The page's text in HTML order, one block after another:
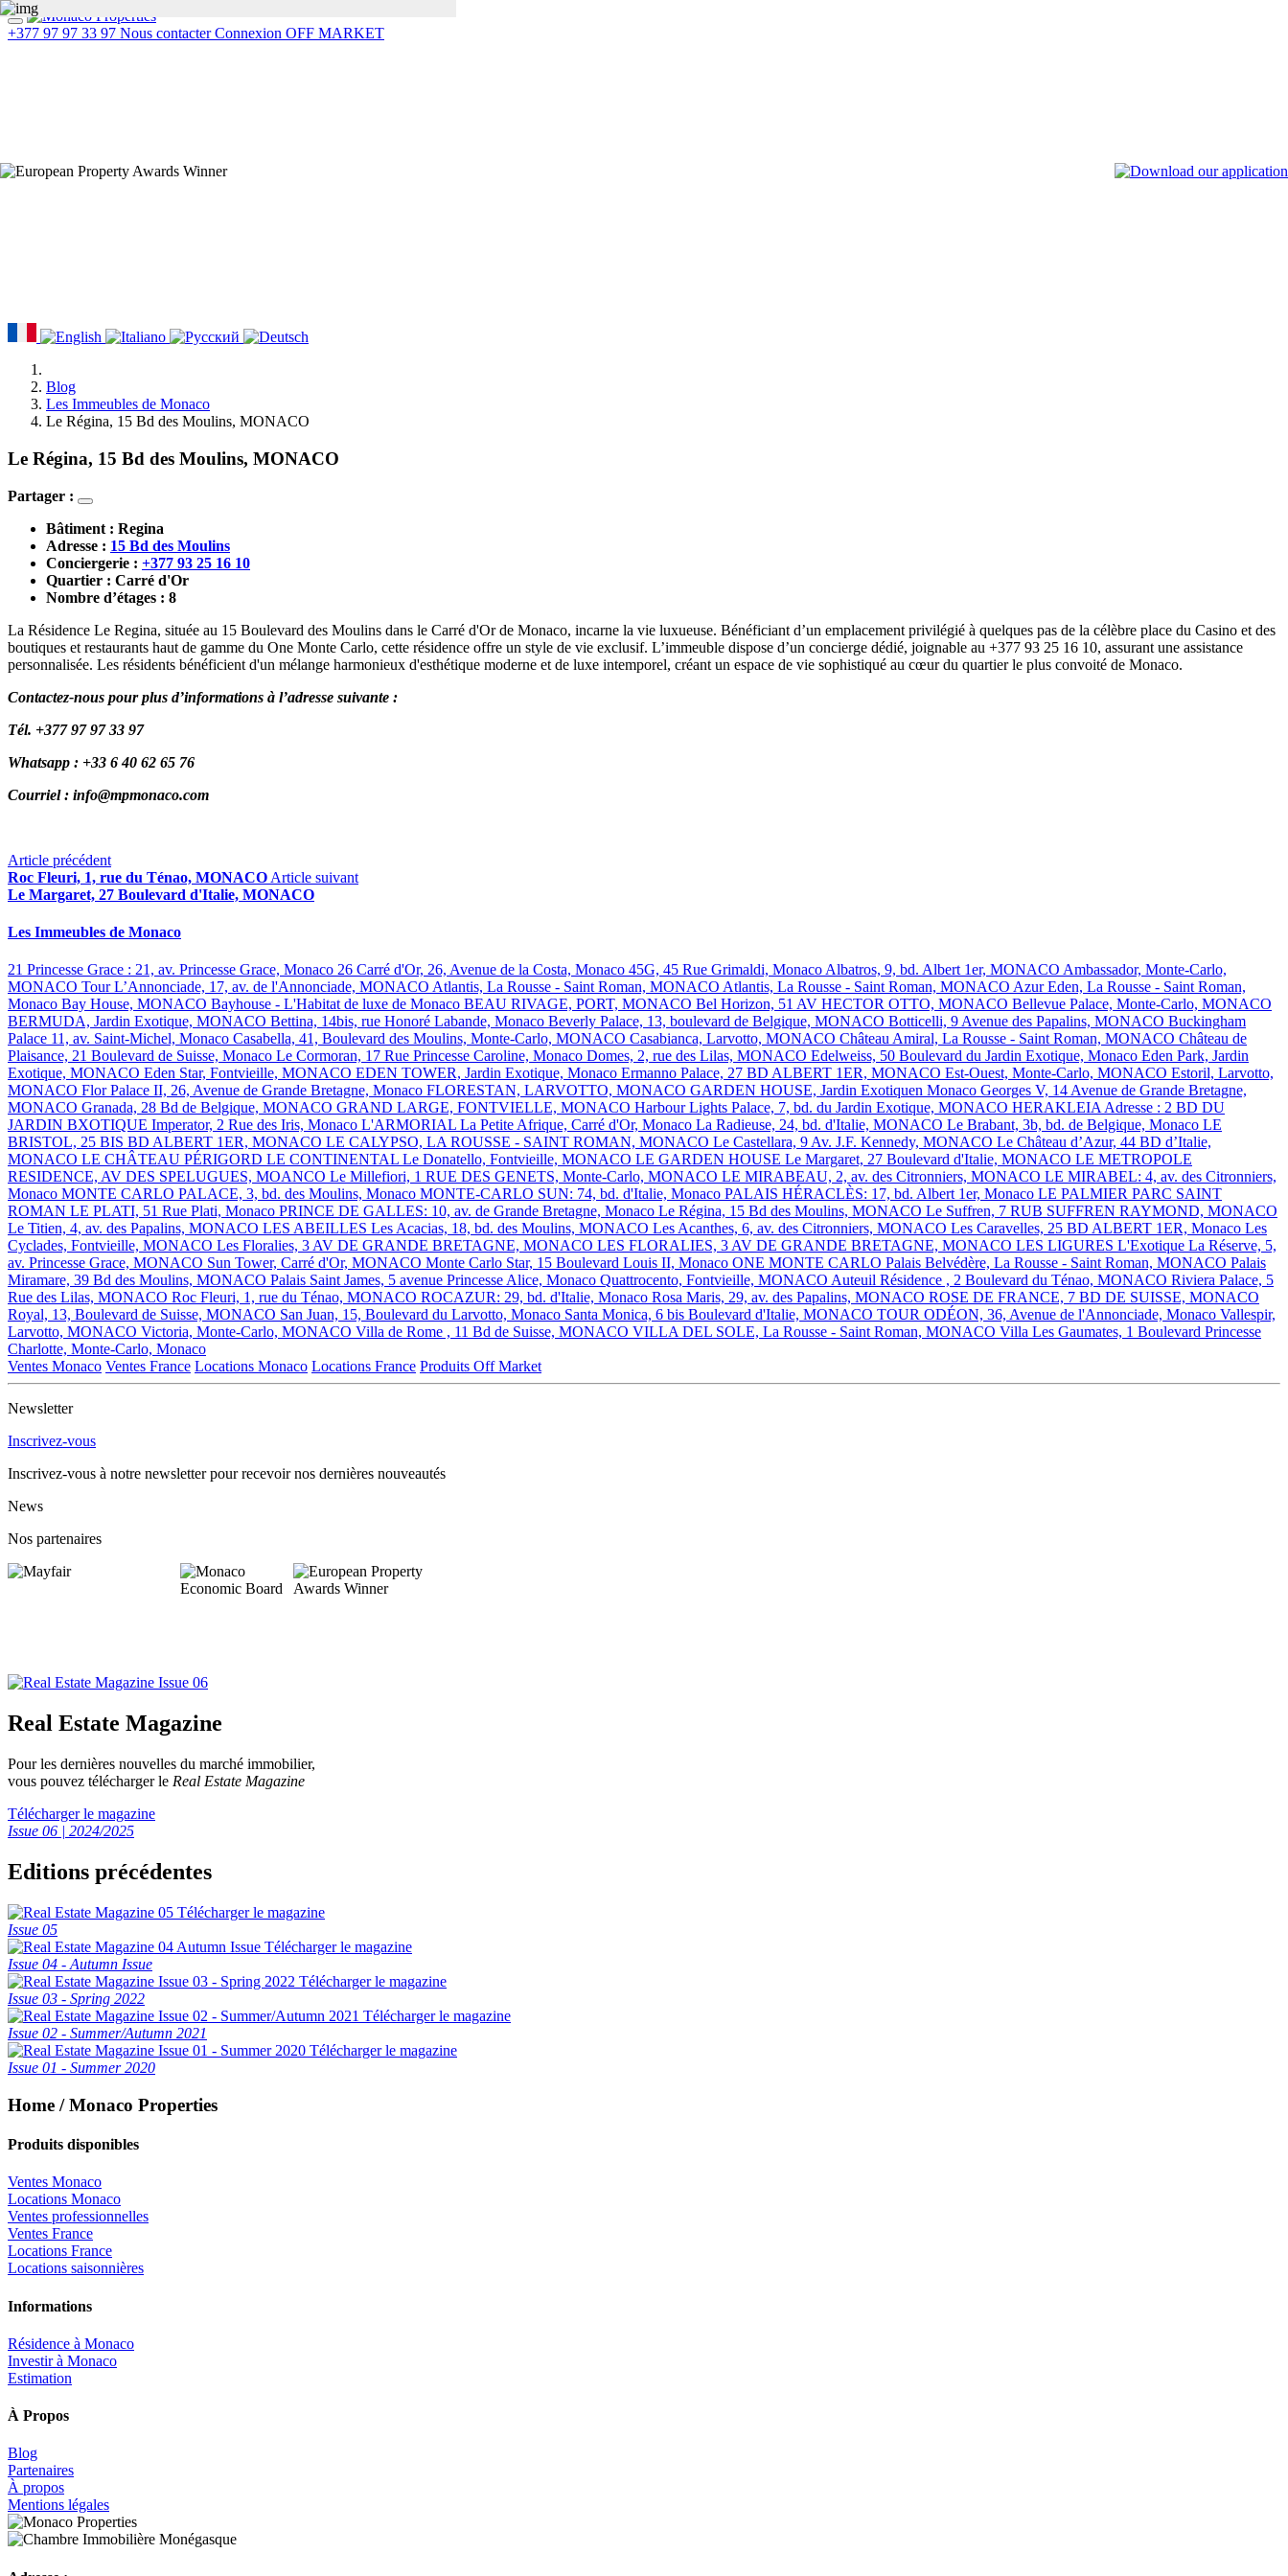
+377 97 97 33 97 Nous contacter Connexion OFF MARKET
Blog
Les Immeubles de Monaco
Le Régina, 15 Bd des Moulins, MONACO
Le Régina, 15 Bd des Moulins, MONACO
Partager :
Bâtiment : Regina
Adresse : 15 Bd des Moulins
Conciergerie : +377 93 25 16 10
Quartier : Carré d'Or
Nombre d’étages : 8
La Résidence Le Regina, située au 15 Boulevard des Moulins dans le Carré d'Or de Monaco, incarne la vie luxueuse. Bénéficiant d’un emplacement privilégié à quelques pas de la célèbre place du Casino et des
boutiques et restaurants haut de gamme du One Monte Carlo, cette résidence offre un style de vie exclusif. L’immeuble dispose d’un concierge dédié, joignable au +377 93 25 16 10, assurant une assistance
personnalisée. Les résidents bénéficient d'un mélange harmonieux d'esthétique moderne et de luxe intemporel, créant un espace de vie sophistiqué au cœur du quartier le plus convoité de Monaco.
Contactez-nous pour plus d’informations à l’adresse suivante :
Tél. +377 97 97 33 97
Whatsapp : +33 6 40 62 65 76
Courriel : info@mpmonaco.com
Article précédent
Roc Fleuri, 1, rue du Ténao, MONACO Article suivant
Le Margaret, 27 Boulevard d'Italie, MONACO
Les Immeubles de Monaco
21 Princesse Grace : 21, av. Princesse Grace, Monaco 26 Carré d'Or, 26, Avenue de la Costa, Monaco 45G, 45 Rue Grimaldi, MonacoAlbatros, 9, bd. Albert 1er, MONACO Ambassador, Monte-Carlo,
MONACO Tour L’Annonciade, 17, av. de l'Annonciade, MONACO Atlantis, La Rousse - Saint Roman, MONACO Atlantis, La Rousse - Saint Roman, MONACO Azur Eden, La Rousse - Saint Roman,
Monaco Bay House, MONACO Bayhouse - L'Habitat de luxe de Monaco BEAU RIVAGE, PORT, MONACO Bel Horizon, 51 AV HECTOR OTTO, MONACO Bellevue Palace, Monte-Carlo, MONACO
BERMUDA, Jardin Exotique, MONACO Bettina, 14bis, rue Honoré Labande, Monaco Beverly Palace, 13, boulevard de Belgique, MONACO Botticelli, 9 Avenue des Papalins, MONACO Buckingham
Palace 11, av. Saint-Michel, Monaco Casabella, 41, Boulevard des Moulins, Monte-Carlo, MONACO Casabianca, Larvotto, MONACO Château Amiral, La Rousse - Saint Roman, MONACO Château de
Plaisance, 21 Boulevard de Suisse, Monaco Le Cormoran, 17 Rue Princesse Caroline, Monaco Domes, 2, rue des Lilas, MONACO Edelweiss, 50 Boulevard du Jardin Exotique, Monaco Eden Park, Jardin
Exotique, MONACO Eden Star, Fontvieille, MONACO EDEN TOWER, Jardin Exotique, Monaco Ermanno Palace, 27 BD ALBERT 1ER, MONACO Est-Ouest, Monte-Carlo, MONACO Estoril, Larvotto,
MONACO Flor Palace II, 26, Avenue de Grande Bretagne, Monaco FLORESTAN, LARVOTTO, MONACO GARDEN HOUSE, Jardin Exotiquen Monaco Georges V, 14 Avenue de Grande Bretagne,
MONACO Granada, 28 Bd de Belgique, MONACO GRAND LARGE, FONTVIELLE, MONACO Harbour Lights Palace, 7, bd. du Jardin Exotique, MONACO HERAKLEIA Adresse : 2 BD DU
JARDIN BXOTIQUE Imperator, 2 Rue des Iris, Monaco L'ARMORIAL La Petite Afrique, Carré d'Or, Monaco La Radieuse, 24, bd. d'Italie, MONACO Le Brabant, 3b, bd. de Belgique, Monaco LE
BRISTOL, 25 BIS BD ALBERT 1ER, MONACO LE CALYPSO, LA ROUSSE - SAINT ROMAN, MONACO Le Castellara, 9 Av. J.F. Kennedy, MONACO Le Château d’Azur, 44 BD d’Italie,
MONACO LE CHÂTEAU PÉRIGORD LE CONTINENTAL Le Donatello, Fontvieille, MONACO LE GARDEN HOUSE Le Margaret, 27 Boulevard d'Italie, MONACO LE METROPOLE
RESIDENCE, AV DES SPELUGUES, MOANCO Le Millefiori, 1 RUE DES GENETS, Monte-Carlo, MONACO LE MIRABEAU, 2, av. des Citronniers, MONACO LE MIRABEL: 4, av. des Citronniers,
Monaco MONTE CARLO PALACE, 3, bd. des Moulins, Monaco MONTE-CARLO SUN: 74, bd. d'Italie, Monaco PALAIS HÉRACLÈS: 17, bd. Albert 1er, Monaco LE PALMIER PARC SAINT
ROMAN LE PLATI, 51 Rue Plati, Monaco PRINCE DE GALLES: 10, av. de Grande Bretagne, Monaco Le Régina, 15 Bd des Moulins, MONACO Le Suffren, 7 RUB SUFFREN RAYMOND, MONACO
Le Titien, 4, av. des Papalins, MONACO LES ABEILLES Les Acacias, 18, bd. des Moulins, MONACO Les Acanthes, 6, av. des Citronniers, MONACO Les Caravelles, 25 BD ALBERT 1ER, Monaco Les
Cyclades, Fontvieille, MONACO Les Floralies, 3 AV DE GRANDE BRETAGNE, MONACO LES FLORALIES, 3 AV DE GRANDE BRETAGNE, MONACO LES LIGURES L'Exotique La Réserve, 5,
av. Princesse Grace, MONACO Sun Tower, Carré d'Or, MONACO Monte Carlo Star, 15 Boulevard Louis II, Monaco ONE MONTE CARLO Palais Belvédère, La Rousse - Saint Roman, MONACO Palais
Miramare, 39 Bd des Moulins, MONACO Palais Saint James, 5 avenue Princesse Alice, Monaco Quattrocento, Fontvieille, MONACO Auteuil Résidence , 2 Boulevard du Ténao, MONACO Riviera Palace, 5
Rue des Lilas, MONACO Roc Fleuri, 1, rue du Ténao, MONACO ROCAZUR: 29, bd. d'Italie, Monaco Rosa Maris, 29, av. des Papalins, MONACO ROSE DE FRANCE, 7 BD DE SUISSE, MONACO
Royal, 13, Boulevard de Suisse, MONACO San Juan, 15, Boulevard du Larvotto, Monaco Santa Monica, 6 bis Boulevard d'Italie, MONACO TOUR ODÉON, 36, Avenue de l'Annonciade, Monaco Vallespir,
Larvotto, MONACO Victoria, Monte-Carlo, MONACO Villa de Rome , 11 Bd de Suisse, MONACO VILLA DEL SOLE, La Rousse - Saint Roman, MONACO Villa Les Gaumates, 1 Boulevard Princesse
Charlotte, Monte-Carlo, Monaco
Ventes Monaco Ventes France Locations Monaco Locations France Produits Off Market
Newsletter
Inscrivez-vous
Inscrivez-vous à notre newsletter pour recevoir nos dernières nouveautés
News
Nos partenaires
Real Estate Magazine
Pour les dernières nouvelles du marché immobilier,
vous pouvez télécharger le Real Estate Magazine
Télécharger le magazine
Issue 06 | 2024/2025
Editions précédentes
Télécharger le magazine
Issue 05
Télécharger le magazine
Issue 04 - Autumn Issue
Télécharger le magazine
Issue 03 - Spring 2022
Télécharger le magazine
Issue 02 - Summer/Autumn 2021
Télécharger le magazine
Issue 01 - Summer 2020
Home / Monaco Properties
Produits disponibles
Ventes Monaco
Locations Monaco
Ventes professionnelles
Ventes France
Locations France
Locations saisonnières
Informations
Résidence à Monaco
Investir à Monaco
Estimation
À Propos
Blog
Partenaires
À propos
Mentions légales